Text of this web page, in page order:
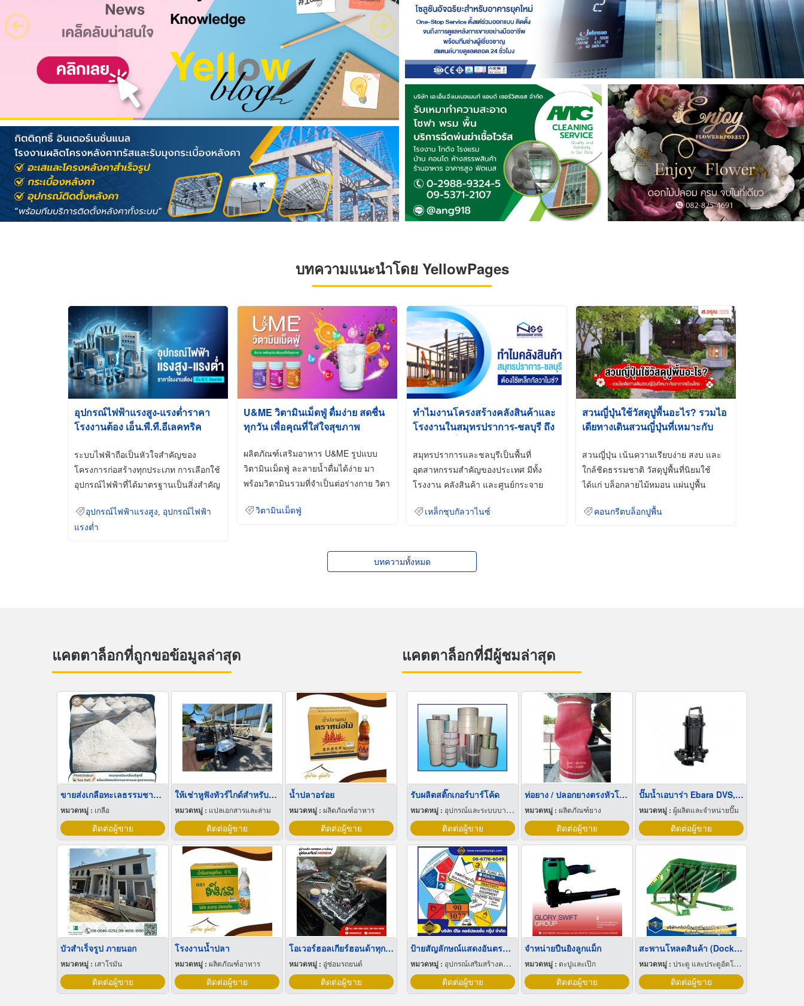
บทความแนะนำโดย YellowPages
อุปกรณ์ไฟฟ้าแรงสูง-แรงต่ำราคา
โรงงานต้อง เอ็น.พี.ที.อีเลคทริค
ระบบไฟฟ้าถือเป็นหัวใจสำคัญของ
โครงการก่อสร้างทุกประเภท การเลือกใช้
อุปกรณ์ไฟฟ้าที่ได้มาตรฐานเป็นสิ่งสำคัญ
อุปกรณ์ไฟฟ้าแรงสูง
อุปกรณ์ไฟฟ้า
แรงต่ำ
U&ME วิตามินเม็ดฟู่ ดื่มง่าย สดชื่น
ทุกวัน เพื่อคุณที่ใส่ใจสุขภาพ
ผลิตภัณฑ์เสริมอาหาร U&ME รูปแบบ
วิตามินเม็ดฟู่ ละลายน้ำดื่มได้ง่าย มา
พร้อมวิตามินรวมที่จำเป็นต่อร่างกาย วิตา
วิตามินเม็ดฟู่
ทำไมงานโครงสร้างคลังสินค้าและ
โรงงานในสมุทรปราการ-ชลบุรี ถึง
Galvanized)
สมุทรปราการและชลบุรีเป็นพื้นที่
อุตสาหกรรมสำคัญของประเทศ มีทั้ง
โรงงาน คลังสินค้า และศูนย์กระจาย
เหล็กชุบกัลวาไนซ์
สวนญี่ปุ่นใช้วัสดุปูพื้นอะไร? รวมไอ
เดียทางเดินสวนญี่ปุ่นที่เหมาะกับ
สวนญี่ปุ่น เน้นความเรียบง่าย สงบ และ
ใกล้ชิดธรรมชาติ วัสดุปูพื้นที่นิยมใช้
ได้แก่ บล็อกลายไม้หมอน แผ่นปูพื้น
คอนกรีตบล็อกปูพื้น
บทความทั้งหมด
แคตตาล็อกที่ถูกขอข้อมูลล่าสุด
ขายส่งเกลือทะเลธรรมชาติ มีเก็บเงินปลายทาง
หมวดหมู่ : เกลือ
ติดต่อผู้ขาย
ให้เช่าหูฟังทัวร์ไกด์สำหรับเยี่ยมชมโรงงาน
หมวดหมู่ : แปลเอกสารและล่าม
ติดต่อผู้ขาย
น้ำปลาอร่อย
หมวดหมู่ :ผลิตภัณฑ์อาหาร
ติดต่อผู้ขาย
บัวสําเร็จรูป ภายนอก
หมวดหมู่ : เสาโรมัน
ติดต่อผู้ขาย
โรงงานน้ำปลา
หมวดหมู่ : ผลิตภัณฑ์อาหาร
ติดต่อผู้ขาย
โอเวอร์ฮอลเกียร์ฮอนด้าทุกรุ่น
หมวดหมู่ : อู่ซ่อมรถยนต์
ติดต่อผู้ขาย
แคตตาล็อกที่มีผู้ชมล่าสุด
รับผลิตสติ๊กเกอร์บาร์โค้ด
หมวดหมู่ : อุปกรณ์และระบบบาร์โค้ด
ติดต่อผู้ขาย
ท่อยาง / ปลอกยางตรงหัวโหลดคอนกรีต
หมวดหมู่ : ผลิตภัณฑ์ยาง
ติดต่อผู้ขาย
ปั๊มน้ำเอบาร่า Ebara DVS, DML
หมวดหมู่ :ผู้ผลิตและจำหน่ายปั๊ม
ติดต่อผู้ขาย
ป้ายสัญลักษณ์แสดงอันตรายสารเคมีระบบ NFPA ระบบ UN ระบบ GHS ระบบ EEC
หมวดหมู่ : อุปกรณ์เสริมสร้างความปลอดภัย
ติดต่อผู้ขาย
จำหน่ายปืนยิงลูกแม็ก
หมวดหมู่ : ตะปูและเป๊ก
ติดต่อผู้ขาย
สะพานโหลดสินค้า (Dock leveler)
หมวดหมู่ :ประตู และประตูอัตโนมัติ
ติดต่อผู้ขาย